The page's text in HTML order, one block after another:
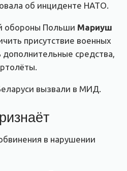
об инциденте НАТО.
обороны Польши Мариуш
присутствие военных
средства,
вызвали в МИД.
в нарушении